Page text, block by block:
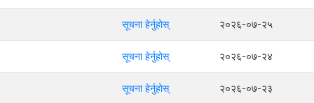
सूचना हेर्नुहोस् २०२६-०७-२५
सूचना हेर्नुहोस् २०२६-०७-२४
सूचना हेर्नुहोस् २०२६-०७-२३